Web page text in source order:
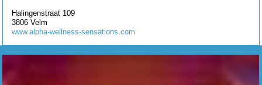
Halingenstraat 109
3806 Velm
www.alpha-wellness-sensations.com